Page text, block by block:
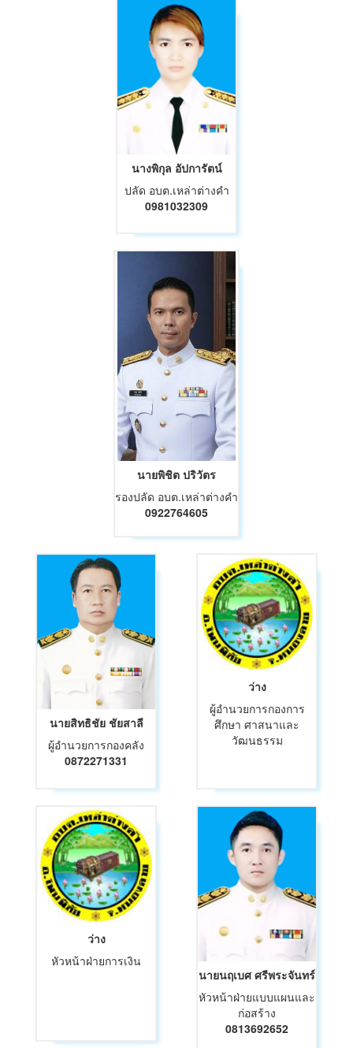
นางพิกุล อัปการัตน์
ปลัด อบต.เหล่าต่างคำ
0981032309
นายพิชิต ปริวัตร
รองปลัด อบต.เหล่าต่างคำ
0922764605
นายสิทธิชัย ชัยสาลี
ผู้อำนวยการกองคลัง
0872271331
ว่าง
ผู้อำนวยการกองการ
ศึกษา ศาสนาและ
วัฒนธรรม
ว่าง
หัวหน้าฝ่ายการเงิน
นายนฤเบศ ศรีพระจันทร์
หัวหน้าฝ่ายแบบแผนและ
ก่อสร้าง
0813692652